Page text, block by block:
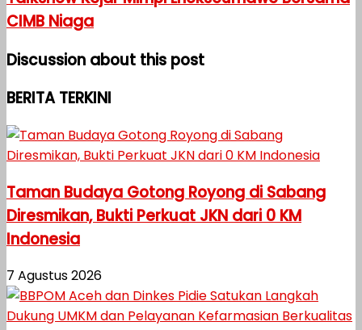
CIMB Niaga
Discussion about this post
BERITA TERKINI
Taman Budaya Gotong Royong di Sabang
Diresmikan, Bukti Perkuat JKN dari 0 KM
Indonesia
7 Agustus 2026